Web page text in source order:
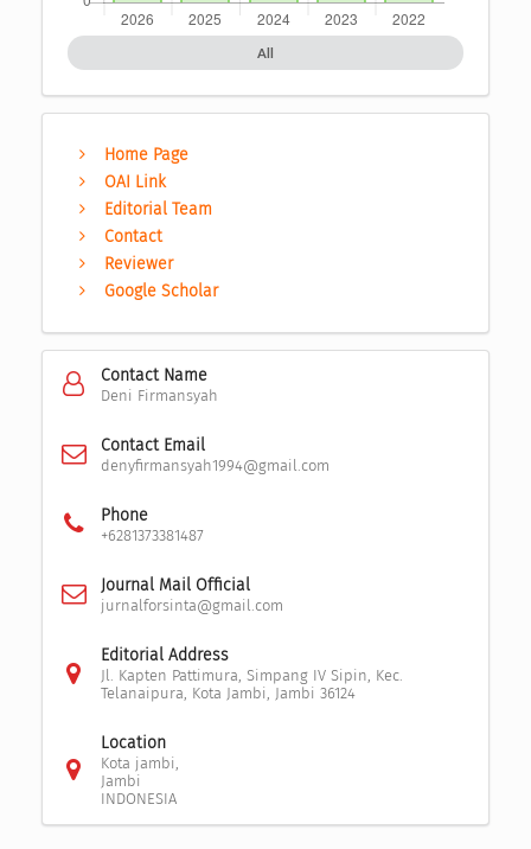
All
Home Page
OAI Link
Editorial Team
Contact
Reviewer
Google Scholar
Contact Name
Deni Firmansyah
Contact Email
denyfirmansyah1994@gmail.com
Phone
+6281373381487
Journal Mail Official
jurnalforsinta@gmail.com
Editorial Address
Jl. Kapten Pattimura, Simpang IV Sipin, Kec.
Telanaipura, Kota Jambi, Jambi 36124
Location
Kota jambi,
Jambi
INDONESIA